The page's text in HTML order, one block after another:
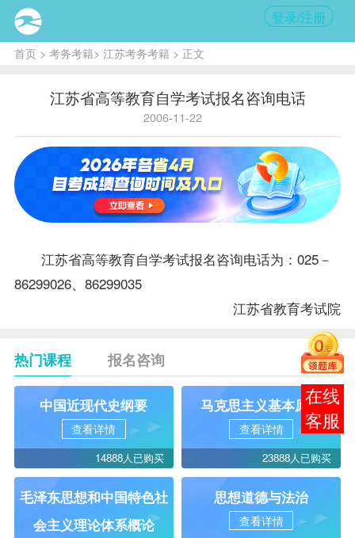
登录/注册
首页> 考务考籍> 江苏考务考籍 > 正文
江苏省高等教育自学考试报名咨询电话
2006-11-22
江苏省高等教育自学考试报名咨询电话为：025－
86299026、86299035
江苏省教育考试院
热门课程 报名咨询
中国近现代史纲要
查看详情
14888人已购买
马克思主义基本原理
查看详情
23888人已购买
毛泽东思想和中国特色社
会主义理论体系概论
思想道德与法治
查看详情
报考
咨询